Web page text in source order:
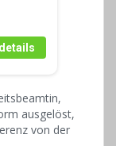
ausgelöst,
von der